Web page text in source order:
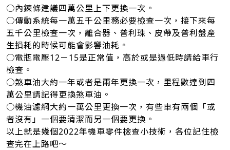
○內鍊條建議四萬公里上下更換一次。
○傳動系統每一萬五千公里務必要檢查一次，接下來每
五千公里檢查一次，離合器、普利珠、皮帶及普利盤產
生損耗的時候可能會影響油耗。
○電瓶電壓12－15是正常值，高於或是過低時請給車行
檢查。
○煞車油大約一年或者是兩年更換一次，里程數達到四
萬公里請記得更換煞車油。
○機油濾網大約一萬公里更換一次，有些車有兩個「或
者沒有」一個要清潔而另一個要更換。
以上就是幾個2022年機車零件檢查小技術，各位記住檢
查完在上路吧～